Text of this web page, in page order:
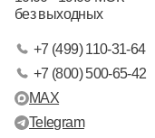
без выходных
+7 (499) 110-31-64
+7 (800) 500-65-42
MAX
Telegram